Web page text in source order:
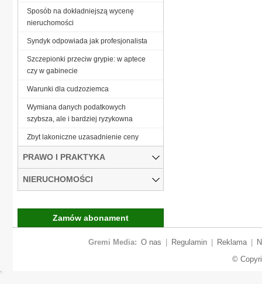
Sposób na dokładniejszą wycenę
nieruchomości
Syndyk odpowiada jak profesjonalista
Szczepionki przeciw grypie: w aptece
czy w gabinecie
Warunki dla cudzoziemca
Wymiana danych podatkowych
szybsza, ale i bardziej ryzykowna
Zbyt lakoniczne uzasadnienie ceny
PRAWO I PRAKTYKA
NIERUCHOMOŚCI
Zamów abonament
Gremi Media: O nas Regulamin Reklama
©